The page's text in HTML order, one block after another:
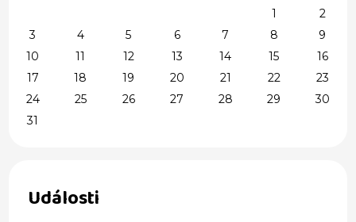
1
2
3
4 5 6 7 8
9
10
11 12 13 14 15
16
17
18 19 20 21 22
23
24
25 26 27 28 29
30
31
Události